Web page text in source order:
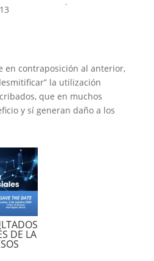
en contraposición al anterior,
la utilización
que en muchos
y sí generan daño a los
DE LA